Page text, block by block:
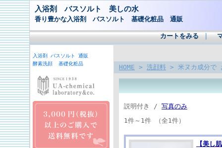
入浴剤 バスソルト 美しの水
香り豊かな入浴剤 バスソルト 基礎化粧品 通販
カートをみる｜
入浴剤 バスソルト 通販
酵素洗顔 基礎化粧品
HOME > 洗顔料 > 米ヌカ成分で
説明付き / 写真のみ
1件～1件 （全1件）
【美し